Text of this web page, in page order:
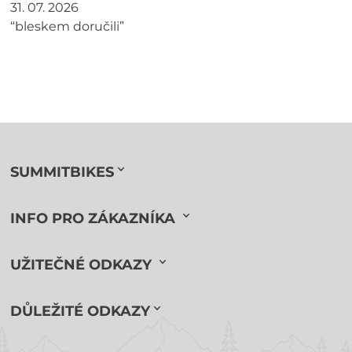
31. 07. 2026
“bleskem doručili”
SUMMITBIKES
INFO PRO ZÁKAZNÍKA
UŽITEČNÉ ODKAZY
DŮLEŽITÉ ODKAZY